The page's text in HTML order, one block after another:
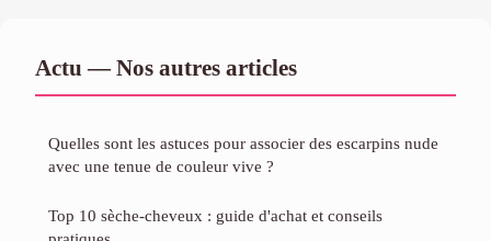
Actu — Nos autres articles
Quelles sont les astuces pour associer des escarpins nude
avec une tenue de couleur vive ?
Top 10 sèche-cheveux : guide d'achat et conseils